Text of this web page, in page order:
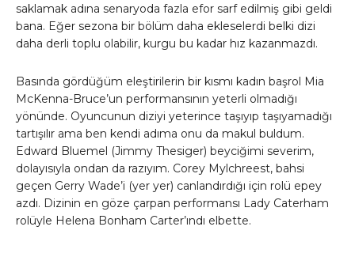
saklamak adına senaryoda fazla efor sarf edilmiş gibi geldi
bana. Eğer sezona bir bölüm daha ekleselerdi belki dizi
daha derli toplu olabilir, kurgu bu kadar hız kazanmazdı.
Basında gördüğüm eleştirilerin bir kısmı kadın başrol Mia
McKenna-Bruce’un performansının yeterli olmadığı
yönünde. Oyuncunun diziyi yeterince taşıyıp taşıyamadığı
tartışılır ama ben kendi adıma onu da makul buldum.
Edward Bluemel (Jimmy Thesiger) beyciğimi severim,
dolayısıyla ondan da razıyım. Corey Mylchreest, bahsi
geçen Gerry Wade’i (yer yer) canlandırdığı için rolü epey
azdı. Dizinin en göze çarpan performansı Lady Caterham
rolüyle Helena Bonham Carter’ındı elbette.